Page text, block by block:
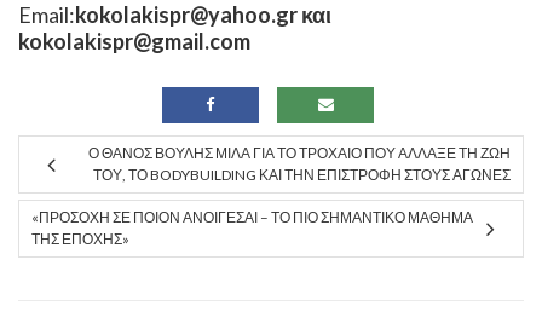
Email:kokolakispr@yahoo.grκαι
kokolakispr@gmail.com
Ο ΘΆΝΟΣ ΒΟΥΛΉΣ ΜΙΛΆ ΓΙΑ ΤΟ ΤΡΟΧΑΊΟ ΠΟΥ ΆΛΛΑΞΕ ΤΗ ΖΩΉ
ΤΟΥ, ΤΟ BODYBUILDING ΚΑΙ ΤΗΝ ΕΠΙΣΤΡΟΦΉ ΣΤΟΥΣ ΑΓΏΝΕΣ
«ΠΡΟΣΟΧΉ ΣΕ ΠΟΙΟΝ ΑΝΟΊΓΕΣΑΙ – ΤΟ ΠΙΟ ΣΗΜΑΝΤΙΚΌ ΜΆΘΗΜΑ
ΤΗΣ ΕΠΟΧΉΣ»